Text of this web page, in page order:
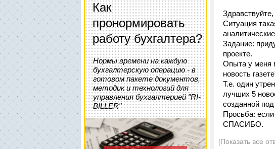
Как
пронормировать
работу бухгалтера?
Нормы времени на каждую
бухгалтерскую операцию - в
готовом пакете документов,
методик и технологий для
управления бухгалтерией "RI-
BILLER"
Ситуация
Задание:
проекте.
Опыта у меня
новость
Т.е. один
лучших 5
созданной
Просьба:
СПАСИБО.
[Показать все